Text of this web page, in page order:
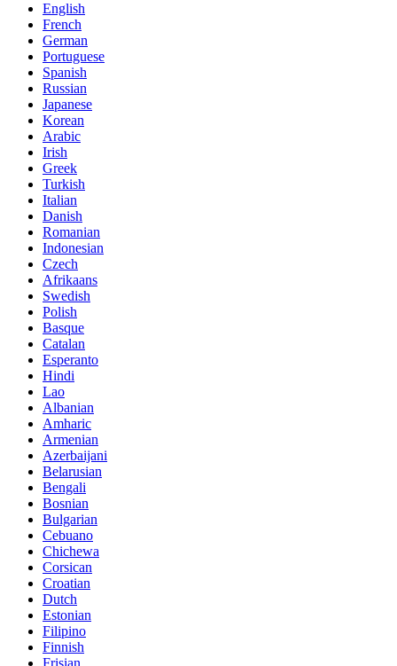
English
French
German
Portuguese
Spanish
Russian
Japanese
Korean
Arabic
Irish
Greek
Turkish
Italian
Danish
Romanian
Indonesian
Czech
Afrikaans
Swedish
Polish
Basque
Catalan
Esperanto
Hindi
Lao
Albanian
Amharic
Armenian
Azerbaijani
Belarusian
Bengali
Bosnian
Bulgarian
Cebuano
Chichewa
Corsican
Croatian
Dutch
Estonian
Filipino
Finnish